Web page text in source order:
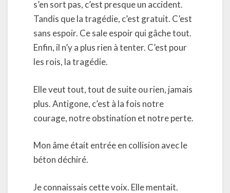
s’en sort pas, c’est presque un accident.
Tandis que la tragédie, c’est gratuit. C’est
sans espoir. Ce sale espoir qui gâche tout.
Enfin, il n’y a plus rien à tenter. C’est pour
les rois, la tragédie.
Elle veut tout, tout de suite ou rien, jamais
plus. Antigone, c’est à la fois notre
courage, notre obstination et notre perte.
Mon âme était entrée en collision avec le
béton déchiré.
Je connaissais cette voix. Elle mentait.